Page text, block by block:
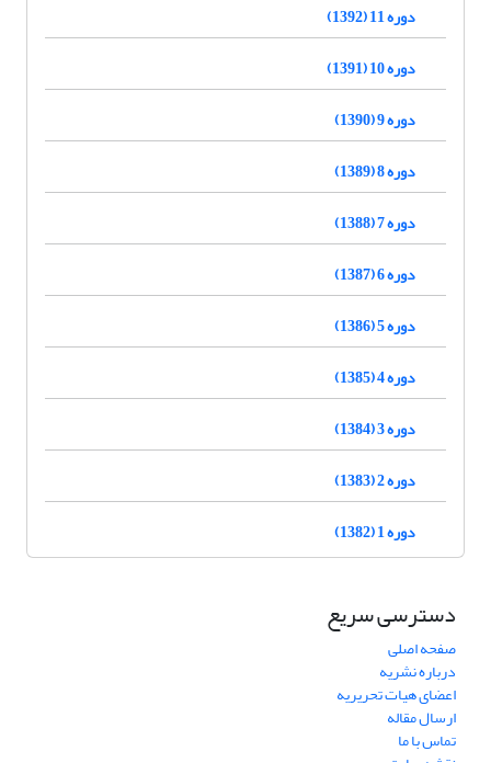
دوره 11 (1392)
دوره 10 (1391)
دوره 9 (1390)
دوره 8 (1389)
دوره 7 (1388)
دوره 6 (1387)
دوره 5 (1386)
دوره 4 (1385)
دوره 3 (1384)
دوره 2 (1383)
دوره 1 (1382)
دسترسی سریع
صفحه اصلی
درباره نشریه
اعضای هیات تحریریه
ارسال مقاله
تماس با ما